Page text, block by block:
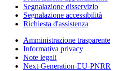
Segnalazione disservizio
Segnalazione accessibilità
Richiesta d'assistenza
Amministrazione trasparente
Informativa privacy
Note legali
Next-Generation-EU-PNRR